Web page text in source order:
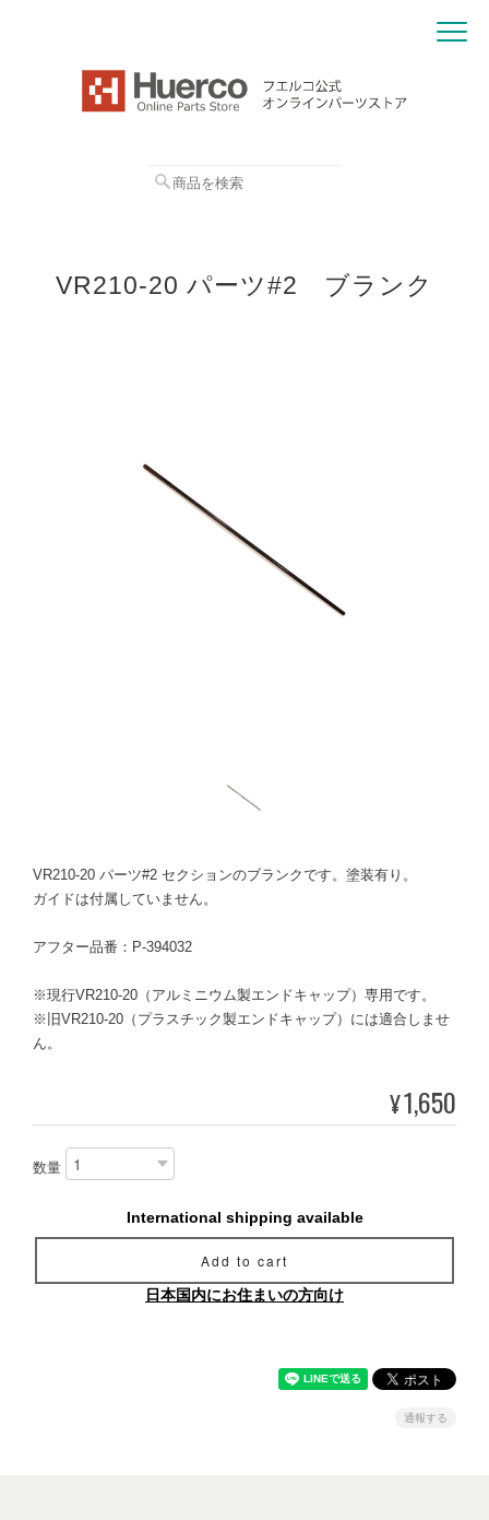
VR210-20 パーツ#2 ブランク
VR210-20 パーツ#2 セクションのブランクです。塗装有り。
ガイドは付属していません。
アフター品番：P-394032
※現行VR210-20（アルミニウム製エンドキャップ）専用です。
※旧VR210-20（プラスチック製エンドキャップ）には適合しませ
ん。
¥1,650
数量
International shipping available
Add to cart
日本国内にお住まいの方向け
通報する